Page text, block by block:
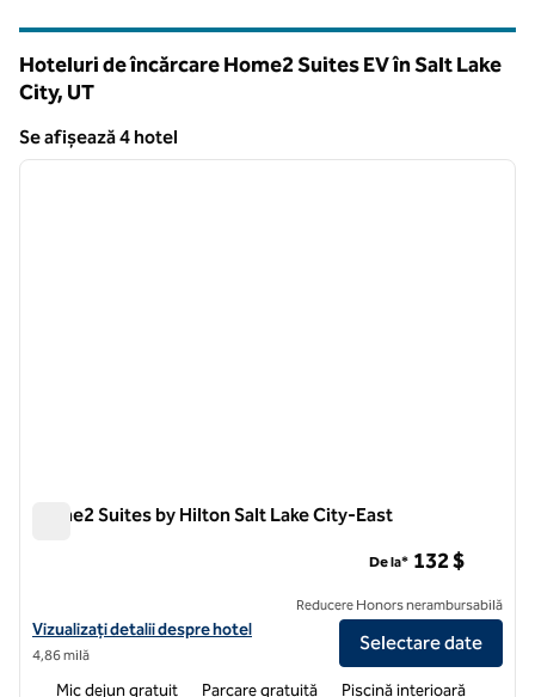
Hoteluri de încărcare Home2 Suites EV în Salt Lake
City, UT
Se afișează 4 hotel
Se afișează 4 hotel
1 din 12
Home2 Suites by Hilton Salt Lake City-East
Vizualizați detaliile hotelului pentru Home2 Suites by Hilton Salt
Vizualizați detalii despre hotel
4,86 milă
De la* 132 $
Reducere Honors nerambursabilă
Selectare date
Mic dejun gratuit Parcare gratuită Piscină interioară